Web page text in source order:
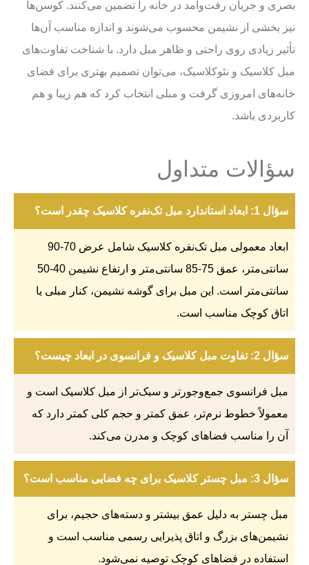
بصری و جریان رفت‌وآمد در خانه را تضمین می‌کنند. کوسن‌ها
نیز بخشی از نشیمن محسوب می‌شوند و اندازه مناسب آن‌ها
تأثیر زیادی روی راحتی و ظاهر مبل دارد. با شناخت تفاوت‌های
مبل کلاسیک و نئوکلاسیک، می‌توان تصمیم بهتری برای فضای
خانه‌های امروزی گرفت و مبلی انتخاب کرد که هم زیبا و هم
کاربردی باشد.
سؤالات متداول
سؤال 1: ابعاد استاندارد مبل تک‌نفره کلاسیک چقدر است؟
ابعاد معمولی مبل تک‌نفره کلاسیک شامل عرض 70-90
سانتی‌متر، عمق 75-85 سانتی‌متر و ارتفاع نشیمن 40-50
سانتی‌متر است. این مبل برای گوشه نشیمن، کنار مبلی یا
اتاق کوچک مناسب است.
سؤال 2: تفاوت مبل کلاسیک و فرانسوی در ابعاد چیست؟
مبل فرانسوی جمع‌وجورتر و سبک‌تر از مبل کلاسیک است و
معمولاً خطوط نرم‌تر، عمق کمتر و حجم کلی کمتر دارد که
آن را مناسب فضاهای کوچک و مدرن می‌کند.
سؤال 3: مبل چستر کلاسیک برای چه فضایی مناسب است؟
مبل چستر به دلیل عمق بیشتر و دسته‌های حجیم، برای
نشیمن‌های بزرگ و اتاق پذیرایی رسمی مناسب است و
استفاده در فضاهای کوچک توصیه نمی‌شود.